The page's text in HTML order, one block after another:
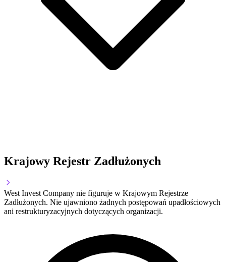
Krajowy Rejestr Zadłużonych
West Invest Company nie figuruje w Krajowym Rejestrze
Zadłużonych. Nie ujawniono żadnych postępowań upadłościowych
ani restrukturyzacyjnych dotyczących organizacji.